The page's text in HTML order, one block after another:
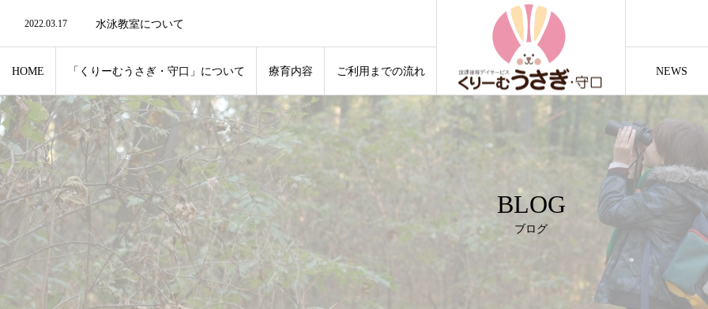
HOME 「くりーむうさぎ・守口」について 療育内容 ご利用までの流れ NEWS
2022.03.17 水泳教室について
2022.03.17 リモート・ZOOMでの対応も可能です。
BLOG
ブログ